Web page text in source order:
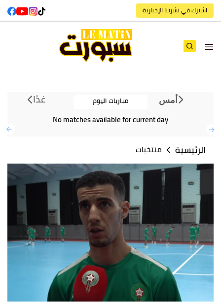
اشترك في نشرتنا الإخبارية
أمس مباريات اليوم غدًا
No matches available for current day
الرئيسية منتخبات